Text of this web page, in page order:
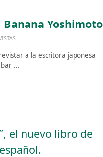
Banana Yoshimoto
a la escritora japonesa
...
el nuevo libro de